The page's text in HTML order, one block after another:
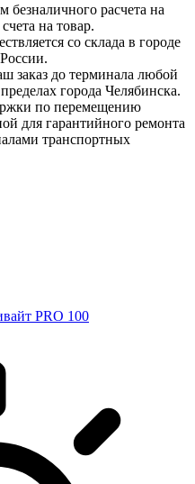
безналичного расчета на
на товар.
со склада в городе
заказ до терминала любой
города Челябинска.
по перемещению
для гарантийного ремонта
транспортных
PRO 100